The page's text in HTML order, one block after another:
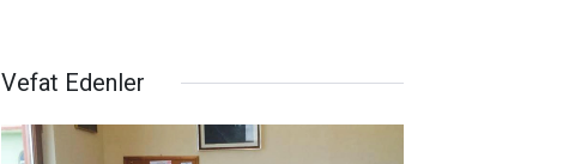
Vefat Edenler